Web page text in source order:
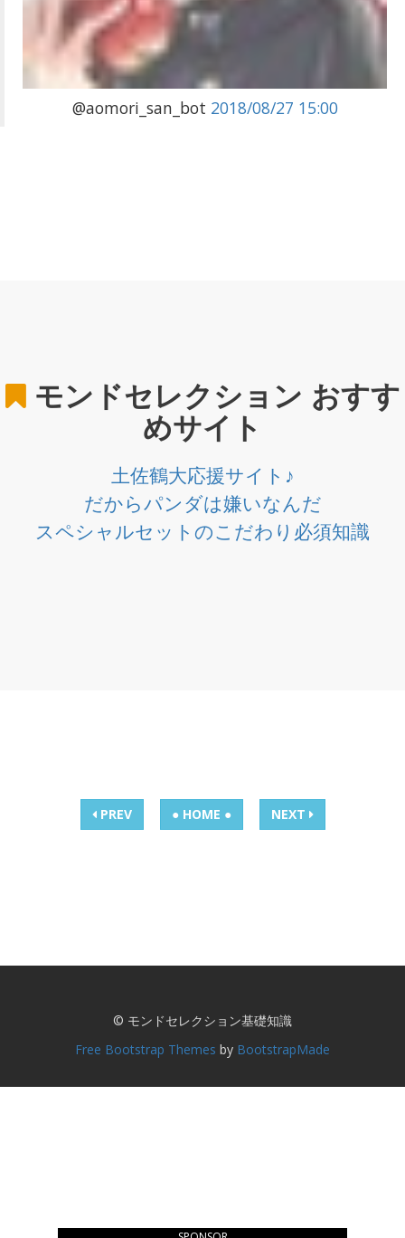
@aomori_san_bot 2018/08/27 15:00
モンドセレクション おすす
めサイト
土佐鶴大応援サイト♪
だからパンダは嫌いなんだ
スペシャルセットのこだわり必須知識
PREV ● HOME ● NEXT
© モンドセレクション基礎知識
Free Bootstrap Themes by BootstrapMade